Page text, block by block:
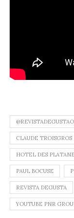
CLAUDE TROISGROS
HOTEL DES
PAUL BOCUSE
REVISTA DEGUSTA
YOUTUBE PNR